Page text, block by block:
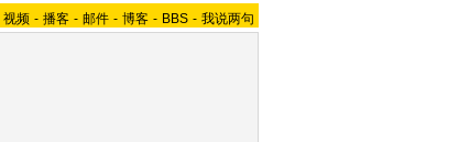
视频 - 播客 - 邮件 - 博客 - BBS - 我说两句